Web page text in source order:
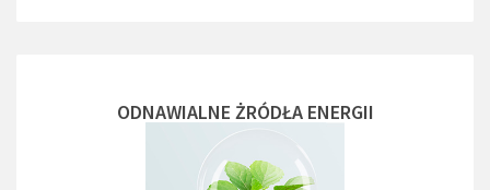
ODNAWIALNE ŻRÓDŁA ENERGII